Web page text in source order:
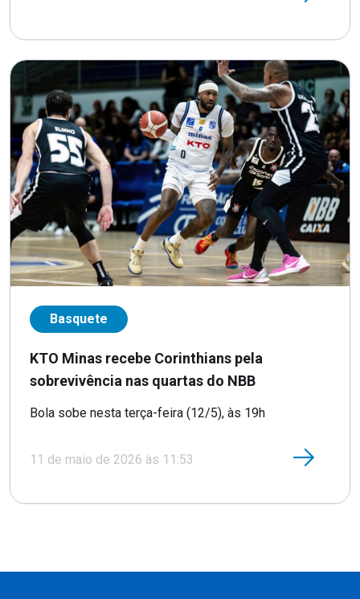
Basquete
KTO Minas recebe Corinthians pela
sobrevivência nas quartas do NBB
Bola sobe nesta terça-feira (12/5), às 19h
11 de maio de 2026 às 11:53